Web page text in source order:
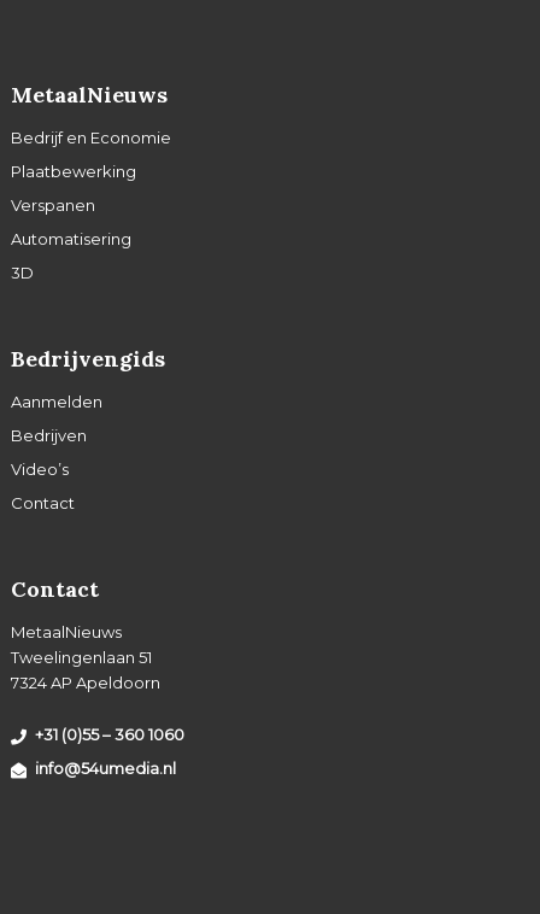
MetaalNieuws
Bedrijf en Economie
Plaatbewerking
Verspanen
Automatisering
3D
Bedrijvengids
Aanmelden
Bedrijven
Video’s
Contact
Contact
MetaalNieuws
Tweelingenlaan 51
7324 AP Apeldoorn
+31 (0)55 – 360 1060
info@54umedia.nl